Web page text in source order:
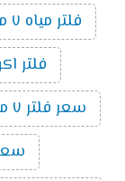
فلتر مياه ٧ مراحل
فلتر
سعر فلتر ٧ مراحل تانك
سعر